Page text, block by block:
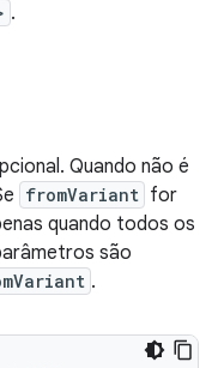
.
Quando não é
fromVariant for
quando todos os
são
.